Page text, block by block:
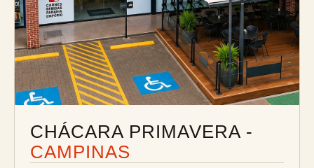
CHÁCARA PRIMAVERA -
CAMPINAS